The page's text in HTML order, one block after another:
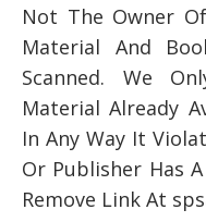
Not The Owner
Material And
Scanned. We
Material Already
In Any Way It
Or Publisher Has
Remove Link At